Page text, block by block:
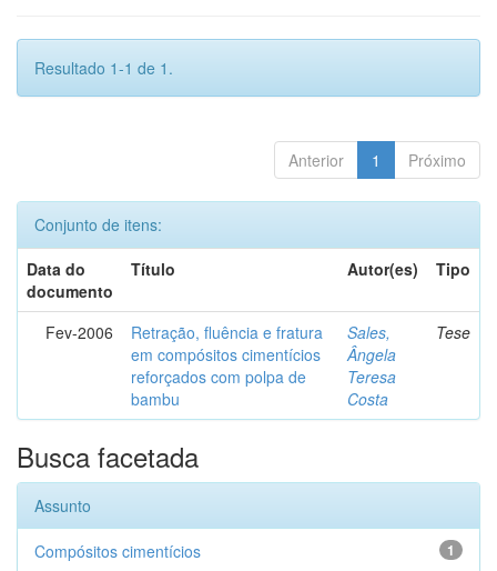
Resultado 1-1 de 1.
Anterior 1 Próximo
Conjunto de itens:
Data do
documento
Título Autor(es) Tipo
Fev-2006
Retração, fluência e fratura
em compósitos cimentícios
reforçados com polpa de
bambu
Sales,
Ângela
Teresa
Costa
Tese
Busca facetada
Assunto
1
Compósitos cimentícios